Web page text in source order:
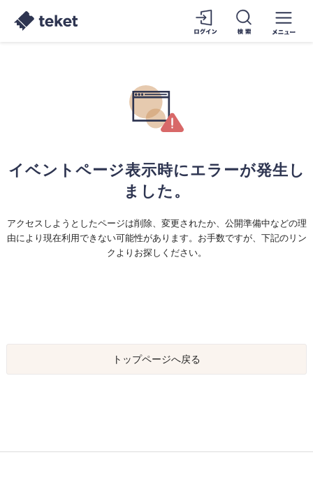
イベントページ表示時にエラーが発生し
ました。
アクセスしようとしたページは削除、変更されたか、公開準備中などの理
由により現在利用できない可能性があります。お手数ですが、下記のリン
クよりお探しください。
トップページへ戻る